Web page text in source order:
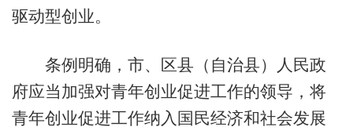
驱动型创业。
条例明确，市、区县（自治县）人民政
府应当加强对青年创业促进工作的领导，将
青年创业促进工作纳入国民经济和社会发展